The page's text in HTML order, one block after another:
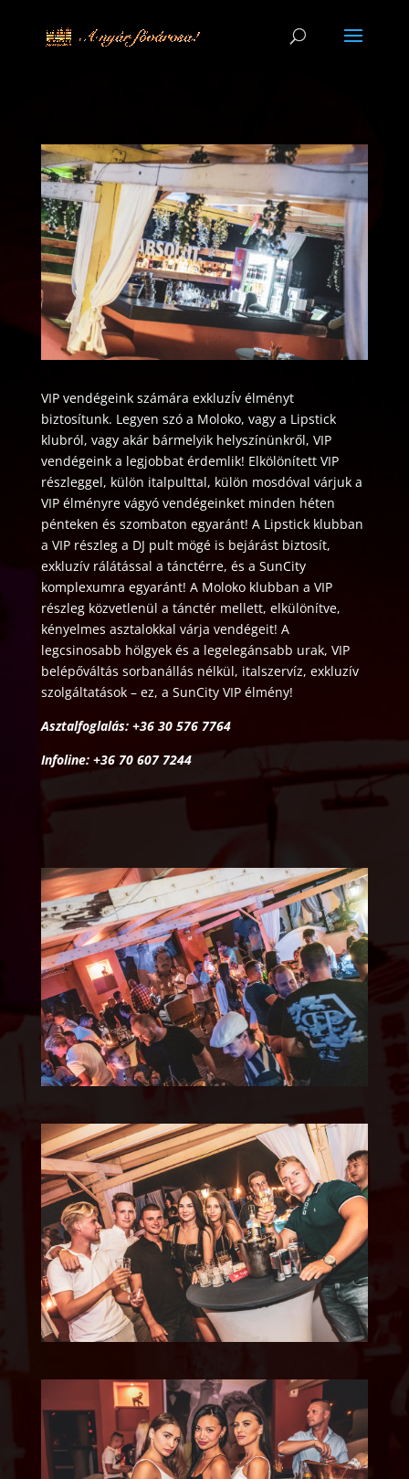
VIP vendégeink számára exkluzÍv élményt
biztosítunk. Legyen szó a Moloko, vagy a Lipstick
klubról, vagy akár bármelyik helyszínünkről, VIP
vendégeink a legjobbat érdemlik! Elkölönített VIP
részleggel, külön italpulttal, külön mosdóval várjuk a
VIP élményre vágyó vendégeinket minden héten
pénteken és szombaton egyaránt! A Lipstick klubban
a VIP részleg a DJ pult mögé is bejárást biztosít,
exkluzív rálátással a tánctérre, és a SunCity
komplexumra egyaránt! A Moloko klubban a VIP
részleg közvetlenül a tánctér mellett, elkülönítve,
kényelmes asztalokkal várja vendégeit! A
legcsinosabb hölgyek és a legelegánsabb urak, VIP
belépőváltás sorbanállás nélkül, italszervíz, exkluzív
szolgáltatások – ez, a SunCity VIP élmény!
Asztalfoglalás: +36 30 576 7764
Infoline: +36 70 607 7244